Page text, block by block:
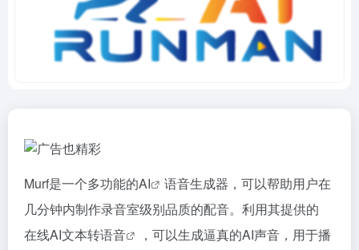
Murf是一个多功能的AI
语音生成器，可以帮助用户在
几分钟内制作录音室级别品质的配音。利用其提供的
在线AI文本转语音
，可以生成逼真的AI声音，用于播